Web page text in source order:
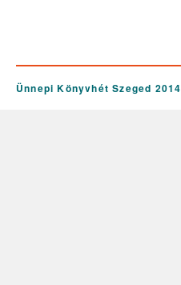
Ünnepi Könyvhét Szeged 2014